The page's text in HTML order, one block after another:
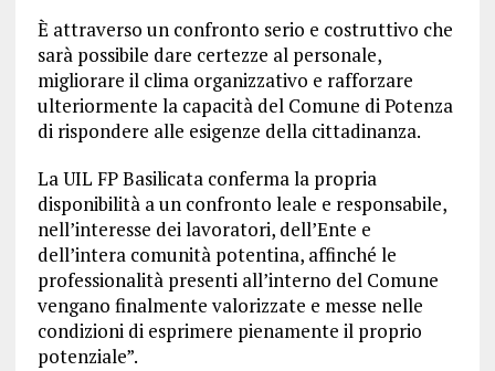
È attraverso un confronto serio e costruttivo che
sarà possibile dare certezze al personale,
migliorare il clima organizzativo e rafforzare
ulteriormente la capacità del Comune di Potenza
di rispondere alle esigenze della cittadinanza.
La UIL FP Basilicata conferma la propria
disponibilità a un confronto leale e responsabile,
nell’interesse dei lavoratori, dell’Ente e
dell’intera comunità potentina, affinché le
professionalità presenti all’interno del Comune
vengano finalmente valorizzate e messe nelle
condizioni di esprimere pienamente il proprio
potenziale”.